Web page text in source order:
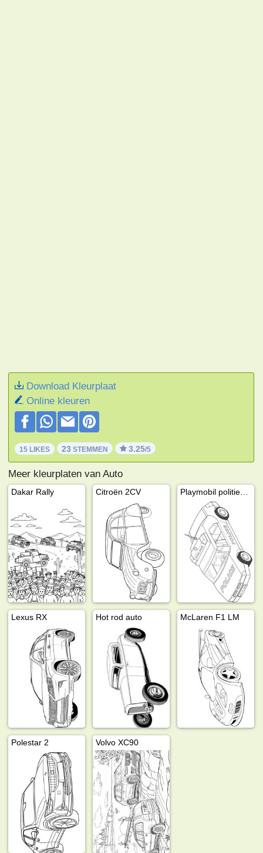
Download Kleurplaat
Online kleuren
15 LIKES 23 STEMMEN 3.25/5
Meer kleurplaten van Auto
Dakar Rally Citroën 2CV
Lexus RX Hot rod auto McLaren F1 LM
Polestar 2 Volvo XC90